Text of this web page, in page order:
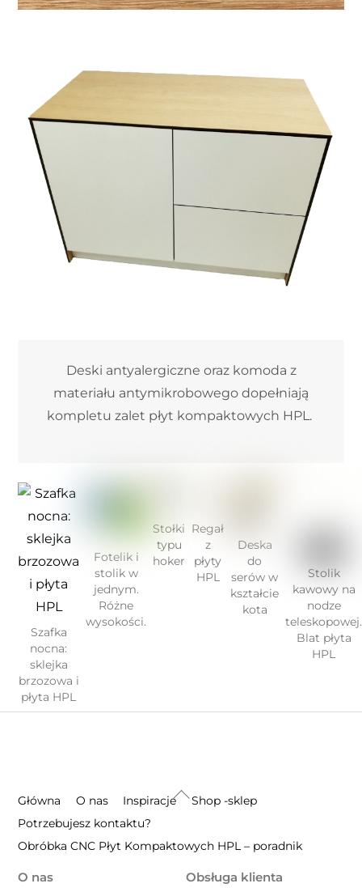
Deski antyalergiczne oraz komoda z
materiału antymikrobowego dopełniają
kompletu zalet płyt kompaktowych HPL.
Szafka
nocna:
sklejka
brzozowa i
płyta HPL
Fotelik i
stolik w
jednym.
Różne
wysokości.
Stołki
typu
hoker
Regał
z
płyty
HPL
Deska
do
serów w
kształcie
kota
Stolik
kawowy na
nodze
teleskopowej.
Blat płyta
HPL
Back
Główna O nas Inspiracje
Shop -sklep
Potrzebujesz kontaktu?
Obróbka CNC Płyt Kompaktowych HPL – poradnik
O nas Obsługa klienta